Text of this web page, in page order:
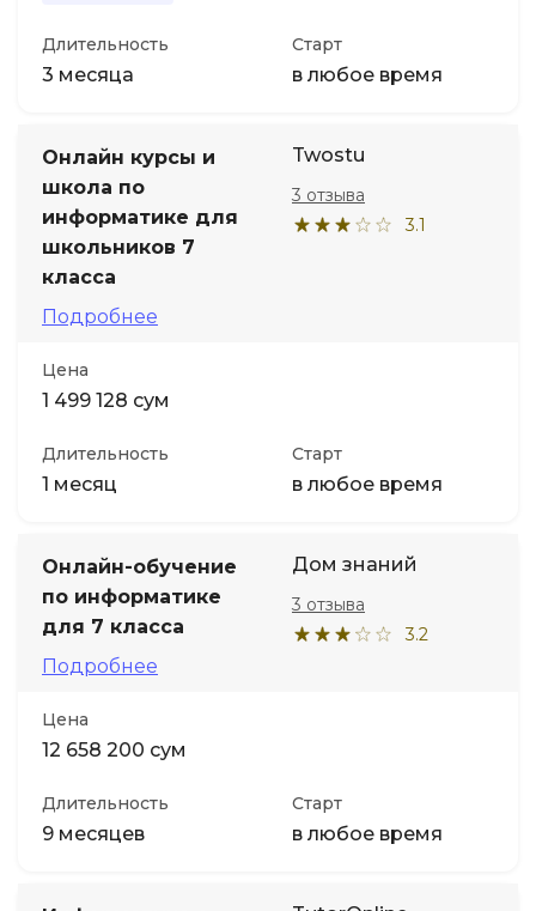
Длительность
3 месяца
Старт
в любое время
Онлайн курсы и
школа по
информатике для
школьников 7
класса
Подробнее
Twostu
3.1
3 отзыва
Цена
1 499 128 сум
Длительность
1 месяц
Старт
в любое время
Онлайн-обучение
по информатике
для 7 класса
Подробнее
Дом знаний
3.2
3 отзыва
Цена
12 658 200 сум
Длительность
9 месяцев
Старт
в любое время